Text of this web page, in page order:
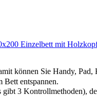
Einzelbett mit
können Sie Handy,
Bett entspannen.
3 Kontrollmethoden),